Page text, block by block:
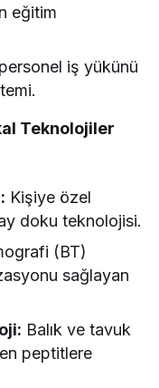
eğitim
iş yükünü
Teknolojiler
Kişiye özel
doku teknolojisi.
(BT)
sağlayan
Balık ve tavuk
peptitlere